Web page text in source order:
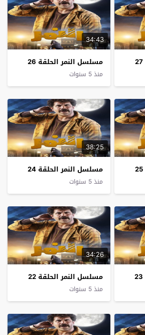
34:43
مسلسل النمر الحلقة 26
منذ 5 سنوات
38:25
مسلسل النمر الحلقة 24
منذ 5 سنوات
34:26
مسلسل النمر الحلقة 22
منذ 5 سنوات